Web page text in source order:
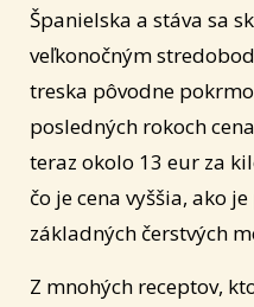
Španielska a stáva sa
veľkonočným
treska pôvodne
posledných rokoch
teraz okolo 13 eur za
čo je cena vyššia, ako
základných čerstvých
Z mnohých receptov,